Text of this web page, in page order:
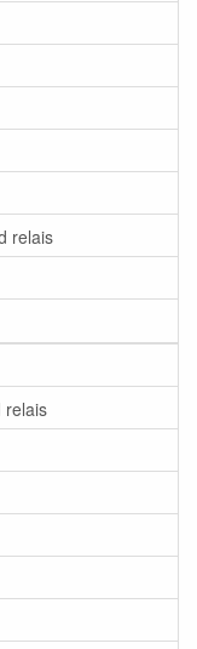
relais
relais